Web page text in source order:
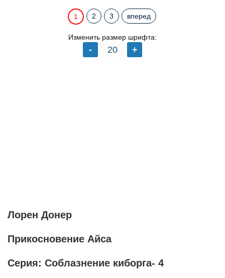
1 2 3 вперед
Изменить размер шрифта:
Лорен Донер
Прикосновение Айса
Серия: Соблазнение киборга- 4